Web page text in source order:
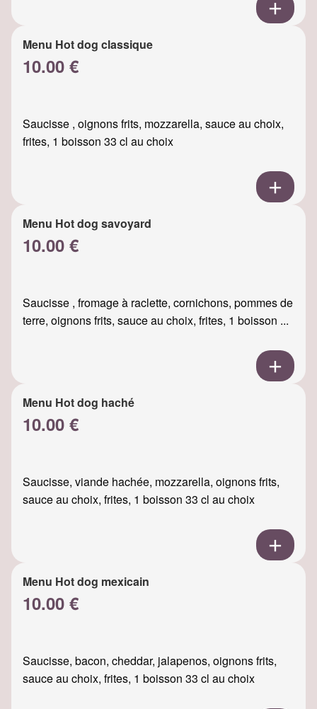
Menu Hot dog classique
10.00 €
Saucisse , oignons frits, mozzarella, sauce au choix,
frites, 1 boisson 33 cl au choix
Menu Hot dog savoyard
10.00 €
Saucisse , fromage à raclette, cornichons, pommes de
terre, oignons frits, sauce au choix, frites, 1 boisson ...
Menu Hot dog haché
10.00 €
Saucisse, viande hachée, mozzarella, oignons frits,
sauce au choix, frites, 1 boisson 33 cl au choix
Menu Hot dog mexicain
10.00 €
Saucisse, bacon, cheddar, jalapenos, oignons frits,
sauce au choix, frites, 1 boisson 33 cl au choix